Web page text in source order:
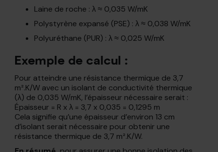
Laine de roche : λ ≈ 0,035 W/mK
Polystyrène expansé (PSE) : λ ≈ 0,038 W/mK
Polyuréthane (PUR) : λ ≈ 0,025 W/mK
Exemple de calcul :
Pour atteindre une résistance thermique de 3,7
m².K/W avec un isolant de conductivité thermique
(λ) de 0,035 W/mK, l’épaisseur nécessaire serait :
Épaisseur = R x λ = 3,7 x 0,035 = 0,1295 m
Cela signifie qu’une épaisseur d’environ 13 cm
d’isolant serait nécessaire pour obtenir une
résistance thermique de 3,7 m².K/W.